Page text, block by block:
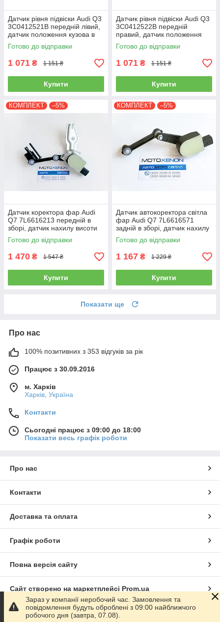
Датчик рівня підвіски Audi Q3
3C0412521B передній лівий,
датчик положення кузова в
зборі з тягою
Готово до відправки
1 071 ₴ 1 151 ₴
Купити
Датчик рівня підвіски Audi Q3
3C0412522B передній
правий, датчик положення
кузова в зборі з тягою
Готово до відправки
1 071 ₴ 1 151 ₴
Купити
КОМПЛЕКТ –5%
Датчик коректора фар Audi
Q7 7L6616213 передній в
зборі, датчик нахилу висоти
підвіски
Готово до відправки
1 470 ₴ 1 547 ₴
Купити
КОМПЛЕКТ –5%
Датчик автокоректора світла
фар Audi Q7 7L6616571
задній в зборі, датчик нахилу
висоти підвіски
Готово до відправки
1 167 ₴ 1 229 ₴
Купити
Показати ще
Про нас
100% позитивних з 353 відгуків за рік
Працює з 30.09.2016
м. Харків
Харків, Україна
Контакти
Сьогодні працює з 09:00 до 18:00
Показати весь графік роботи
Про нас
Контакти
Доставка та оплата
Графік роботи
Повна версія сайту
Сайт створено на маркетплейсі Prom.ua
Політика конфіденційності
Зараз у компанії неробочий час. Замовлення та
повідомлення будуть оброблені з 09:00 найближчого
робочого дня (завтра, 07.08).